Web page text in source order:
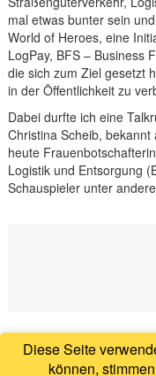
mal etwas bunter sein
World of Heroes, eine
LogPay, BFS – Business
die sich zum Ziel gesetzt
in der Öffentlichkeit zu
Dabei durfte ich eine
Christina Scheib,
heute
Logistik und Entsorgung
Schauspieler unter
Diese Seite
können,